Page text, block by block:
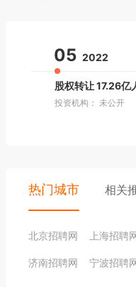
05 2022
股权转让 17.26亿
投资机构： 未公开
热门城市 相关
北京招聘网 上海招聘
济南招聘网 宁波招聘